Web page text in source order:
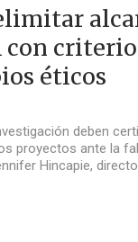
con
éticos
deben
proyectos ante la
Hincapie,